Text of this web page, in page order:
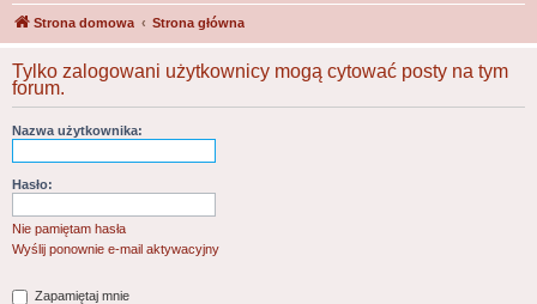
Strona domowa Strona główna
Tylko zalogowani użytkownicy mogą cytować posty na tym
forum.
Nazwa użytkownika:
Hasło:
Nie pamiętam hasła
Wyślij ponownie e-mail aktywacyjny
Zapamiętaj mnie